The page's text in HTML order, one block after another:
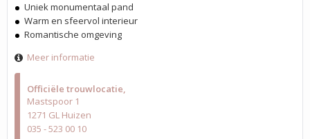
Officiële trouwlocatie
Mastspoor 1
1271 GL Huizen
035 - 523 00 10
Uniek monumentaal pand
Warm en sfeervol interieur
Romantische omgeving
Meer informatie